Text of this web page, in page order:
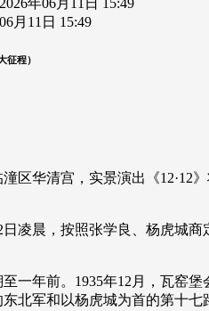
国内 国际 评论
会员 CCTV奥林匹克频道 生
教育 乡村振兴 生态环境
月11日 15:49
征程）
华清宫，实景演出《12·12》
晨，按照张学良、杨虎城商
年前。1935年12月，瓦窑堡
北军和以杨虎城为首的第十七